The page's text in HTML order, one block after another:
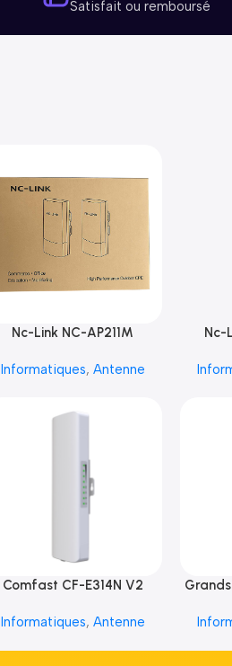
Satisfait ou remboursé
Nc-Link NC-AP211M
Informatiques, Antenne
Nc-
Comfast CF-E314N V2
Informatiques, Antenne